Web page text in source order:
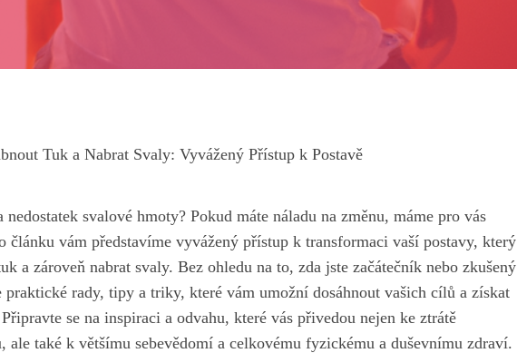
Tuk a Nabrat Svaly: Vyvážený Přístup k Postavě
svalové hmoty? Pokud ⁣máte náladu⁤ na změnu, máme pro vás
⁤článku vám představíme ⁢vyvážený přístup k transformaci vaší postavy, který
a zároveň nabrat svaly. Bez ohledu na to, zda jste začátečník nebo ​zkušený
praktické rady, tipy ‍a triky, které ‌vám umožní⁤ dosáhnout vašich cílů⁤ a získat
se na inspiraci a odvahu, které vás přivedou nejen ke ztrátě
ale také k⁣ většímu sebevědomí a celkovému fyzickému a duševnímu zdraví.